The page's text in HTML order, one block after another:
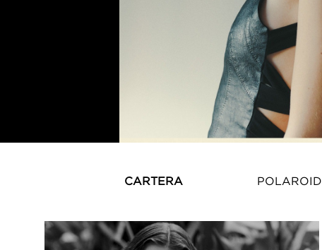
CARTERA POLAROID